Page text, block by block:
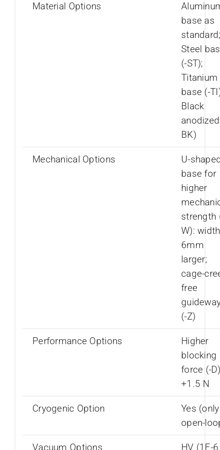
Material Options
base as
Steel
(-ST);
Titanium
base (-
Black
BK)
Mechanical Options
U-
base for
higher
strength
W):
6mm
larger;
cage-
free
(-Z)
Performance Options
Higher
blocking
force (-
+1.5 N
Cryogenic Option
Yes (only
open-
Vacuum Options HV (1E-6